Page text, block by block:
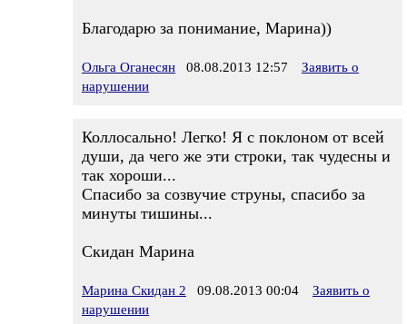
Благодарю за понимание, Марина))
Ольга Оганесян 08.08.2013 12:57
Заявить о
нарушении
Коллосально! Легко! Я с поклоном от всей
души, да чего же эти строки, так чудесны и
так хороши...
Спасибо за созвучие струны, спасибо за
минуты тишины...
Скидан Марина
Марина Скидан 2 09.08.2013 00:04
Заявить о
нарушении